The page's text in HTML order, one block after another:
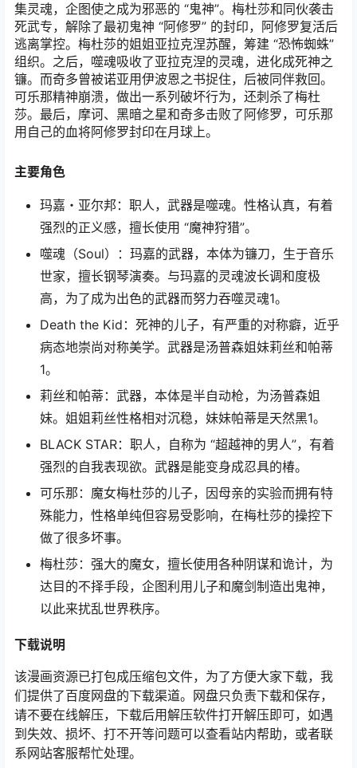
集灵魂，企图使之成为邪恶的 “鬼神”。梅杜莎和同伙袭击
死武专，解除了最初鬼神 “阿修罗” 的封印，阿修罗复活后
逃离掌控。梅杜莎的姐姐亚拉克涅苏醒，筹建 “恐怖蜘蛛”
组织。之后，噬魂吸收了亚拉克涅的灵魂，进化成死神之
镰。而奇多曾被诺亚用伊波恩之书捉住，后被同伴救回。
可乐那精神崩溃，做出一系列破坏行为，还刺杀了梅杜
莎。最后，摩诃、黑暗之星和奇多击败了阿修罗，可乐那
用自己的血将阿修罗封印在月球上。
主要角色
玛嘉・亚尔邦：职人，武器是噬魂。性格认真，有着
强烈的正义感，擅长使用 “魔神狩猎”。
噬魂（Soul）：玛嘉的武器，本体为镰刀，生于音乐
世家，擅长钢琴演奏。与玛嘉的灵魂波长调和度极
高，为了成为出色的武器而努力吞噬灵魂1。
Death the Kid：死神的儿子，有严重的对称癖，近乎
病态地崇尚对称美学。武器是汤普森姐妹莉丝和帕蒂
1。
莉丝和帕蒂：武器，本体是半自动枪，为汤普森姐
妹。姐姐莉丝性格相对沉稳，妹妹帕蒂是天然黑1。
BLACK STAR：职人，自称为 “超越神的男人”，有着
强烈的自我表现欲。武器是能变身成忍具的椿。
可乐那：魔女梅杜莎的儿子，因母亲的实验而拥有特
殊能力，性格单纯但容易受影响，在梅杜莎的操控下
做了很多坏事。
梅杜莎：强大的魔女，擅长使用各种阴谋和诡计，为
达目的不择手段，企图利用儿子和魔剑制造出鬼神，
以此来扰乱世界秩序。
下载说明
该漫画资源已打包成压缩包文件，为了方便大家下载，我
们提供了百度网盘的下载渠道。网盘只负责下载和保存，
请不要在线解压，下载后用解压软件打开解压即可，如遇
到失效、损坏、打不开等问题可以查看站内帮助，或者联
系网站客服帮忙处理。